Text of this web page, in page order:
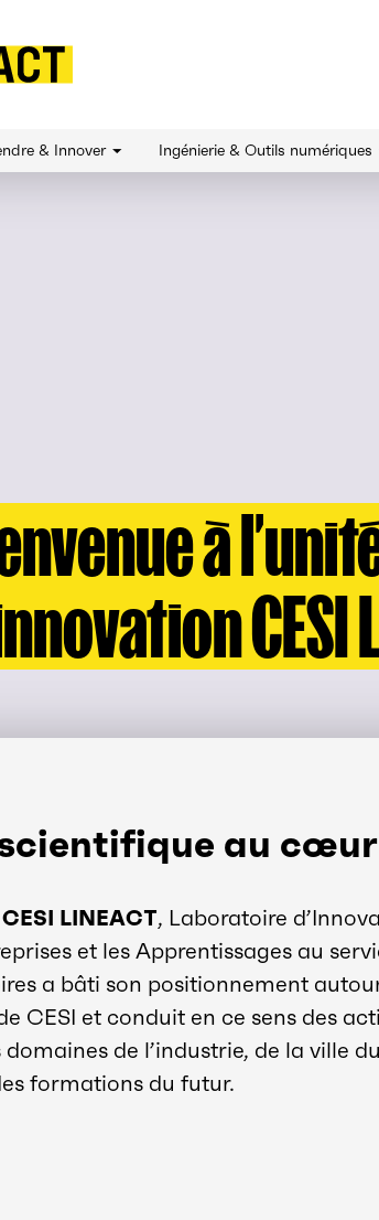
de recherche et d'innovation -
& Innover Ingénierie & Outils numériques
à
CESI
au
LINEACT, Laboratoire
et les Apprentissages au
a bâti son positionnement
CESI et conduit en ce sens des
de l’industrie, de la ville
formations du futur.